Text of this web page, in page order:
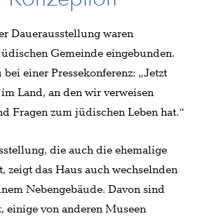
Dauerausstellung waren
Gemeinde eingebunden.
einer Pressekonferenz: „Jetzt
Land, an den wir verweisen
Fragen zum jüdischen Leben hat.“
die auch die ehemalige
zeigt das Haus auch wechselnden
Nebengebäude. Davon sind
einige von anderen Museen